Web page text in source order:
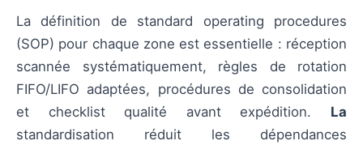
La définition de standard operating procedures
(SOP) pour chaque zone est essentielle : réception
scannée systématiquement, règles de rotation
FIFO/LIFO adaptées, procédures de consolidation
et checklist qualité avant expédition. La
standardisation réduit les dépendances